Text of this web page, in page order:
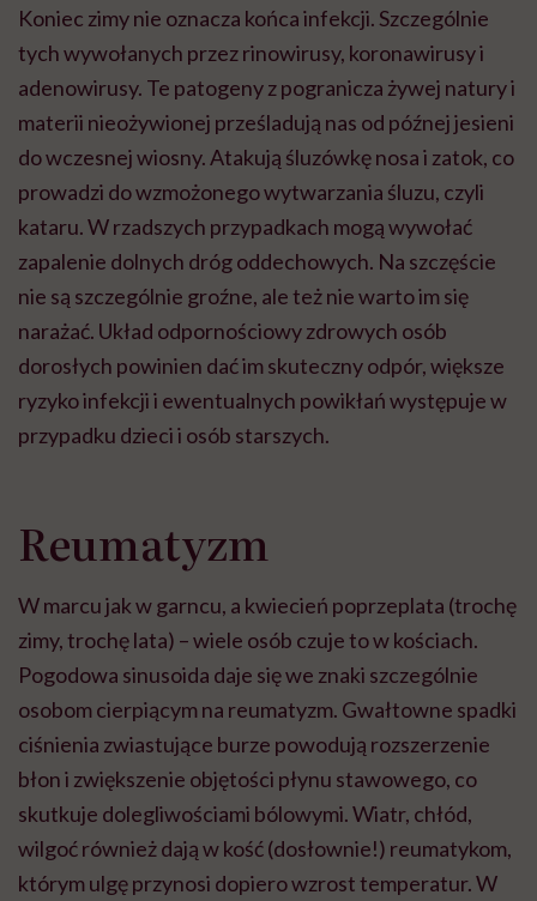
Koniec zimy nie oznacza końca infekcji. Szczególnie
tych wywołanych przez rinowirusy, koronawirusy i
adenowirusy. Te patogeny z pogranicza żywej natury i
materii nieożywionej prześladują nas od późnej jesieni
do wczesnej wiosny. Atakują śluzówkę nosa i zatok, co
prowadzi do wzmożonego wytwarzania śluzu, czyli
kataru. W rzadszych przypadkach mogą wywołać
zapalenie dolnych dróg oddechowych. Na szczęście
nie są szczególnie groźne, ale też nie warto im się
narażać. Układ odpornościowy zdrowych osób
dorosłych powinien dać im skuteczny odpór, większe
ryzyko infekcji i ewentualnych powikłań występuje w
przypadku dzieci i osób starszych.
Reumatyzm
W marcu jak w garncu, a kwiecień poprzeplata (trochę
zimy, trochę lata) – wiele osób czuje to w kościach.
Pogodowa sinusoida daje się we znaki szczególnie
osobom cierpiącym na reumatyzm. Gwałtowne spadki
ciśnienia zwiastujące burze powodują rozszerzenie
błon i zwiększenie objętości płynu stawowego, co
skutkuje dolegliwościami bólowymi. Wiatr, chłód,
wilgoć również dają w kość (dosłownie!) reumatykom,
którym ulgę przynosi dopiero wzrost temperatur. W